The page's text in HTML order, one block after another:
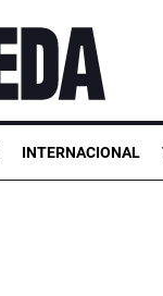
INTERNACIONAL